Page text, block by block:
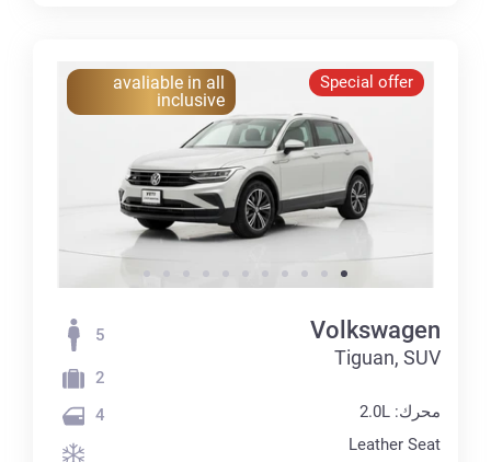
Special offer
avaliable in all
inclusive
Volkswagen
Tiguan, SUV
محرك: 2.0L
Leather Seat
5
2
4